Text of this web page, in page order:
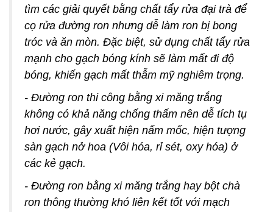
tìm các giải quyết bằng chất tẩy rửa đại trà để
cọ rửa đường ron nhưng dễ làm ron bị bong
tróc và ăn mòn. Đặc biệt, sử dụng chất tẩy rửa
mạnh cho gạch bóng kính sẽ làm mất đi độ
bóng, khiến gạch mất thẫm mỹ nghiêm trọng.
- Đường ron thi công bằng xi măng trắng
không có khả năng chống thấm nên dễ tích tụ
hơi nước, gây xuất hiện nấm mốc, hiện tượng
sàn gạch nở hoa (Vôi hóa, rỉ sét, oxy hóa) ở
các kẻ gạch.
- Đường ron bằng xi măng trắng hay bột chà
ron thông thường khó liên kết tốt với mạch